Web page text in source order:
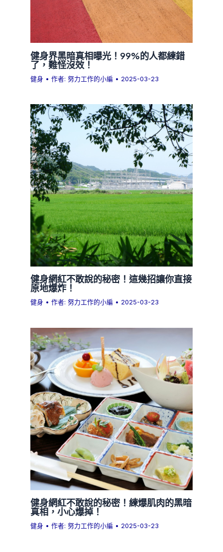
健身界黑暗真相曝光！99%的人都練錯
了，難怪沒效！
健身 • 作者:努力工作的小編 • 2025-03-23
健身網紅不敢說的秘密！這幾招讓你直接
原地爆炸！
健身 • 作者:努力工作的小編 • 2025-03-23
健身網紅不敢說的秘密！練爆肌肉的黑暗
真相，小心爆掉！
健身 • 作者:努力工作的小編 • 2025-03-23